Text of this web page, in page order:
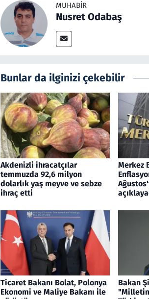
MUHABIR
Nusret Odabaş
Bunlar da ilginizi çekebilir
Akdenizli ihracatçılar
temmuzda 92,6 milyon
dolarlık yaş meyve ve sebze
ihraç etti
Merkez
Ticaret Bakanı Bolat, Polonya
Ekonomi ve Maliye Bakanı ile
Bakan